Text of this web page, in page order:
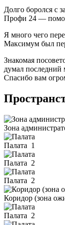
Долго боролся с
Профи 24 —
Я много чего
Максимум был
Знакомая
думал
Спасибо вам
Зона
Палата 1
Палата 2
Палата 2
Коридор (зона
Палата 2